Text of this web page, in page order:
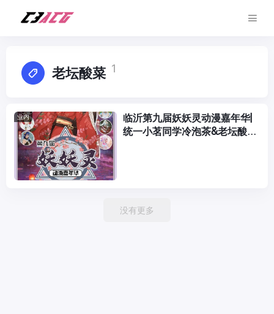
老坛酸菜 1
业内
临沂第九届妖妖灵动漫嘉年华|
统一小茗同学冷泡茶&老坛酸菜
没有更多